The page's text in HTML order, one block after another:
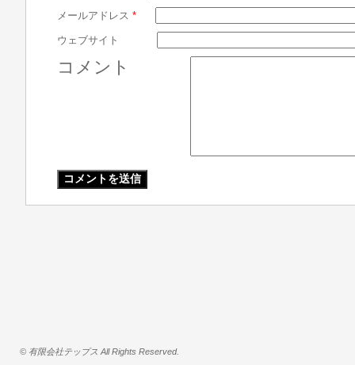
メールアドレス *
ウェブサイト
コメント
© 有限会社テップス All Rights Reserved.